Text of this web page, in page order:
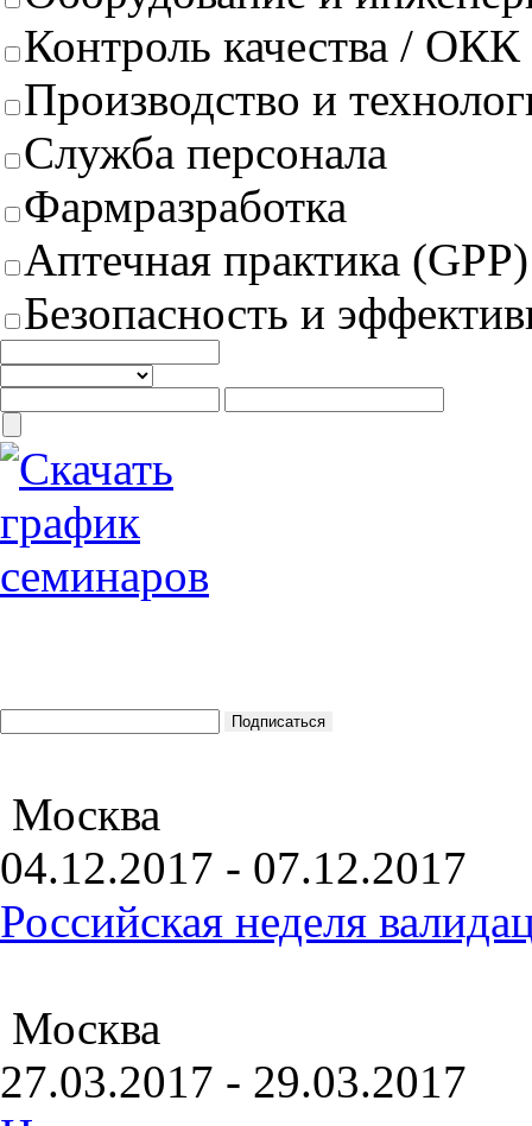
Контроль качества / ОКК
Производство и
Служба персонала
Фармразработка
Аптечная практика (GPP)
Безопасность и
Москва
04.12.2017 - 07.12.2017
Российская неделя
Москва
27.03.2017 - 29.03.2017